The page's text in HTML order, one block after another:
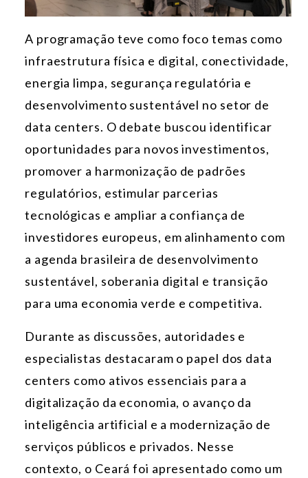
A programação teve como foco temas como
infraestrutura física e digital, conectividade,
energia limpa, segurança regulatória e
desenvolvimento sustentável no setor de
data centers. O debate buscou identificar
oportunidades para novos investimentos,
promover a harmonização de padrões
regulatórios, estimular parcerias
tecnológicas e ampliar a confiança de
investidores europeus, em alinhamento com
a agenda brasileira de desenvolvimento
sustentável, soberania digital e transição
para uma economia verde e competitiva.
Durante as discussões, autoridades e
especialistas destacaram o papel dos data
centers como ativos essenciais para a
digitalização da economia, o avanço da
inteligência artificial e a modernização de
serviços públicos e privados. Nesse
contexto, o Ceará foi apresentado como um